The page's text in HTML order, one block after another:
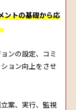
ントの基礎から応
ンの設定、コミ
ョン向上をさせ
案、実行、監視